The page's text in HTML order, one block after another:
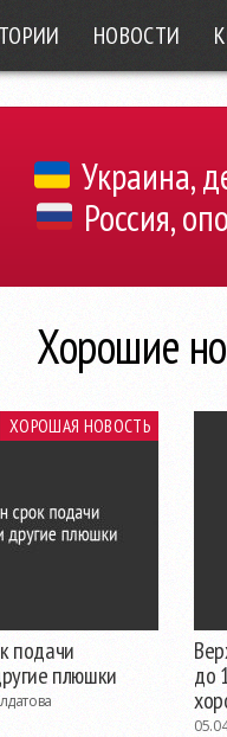
НОВОСТИ
Украина,
Россия,
Хорошие
ХОРОШАЯ НОВОСТЬ
подачи
плюшки
до